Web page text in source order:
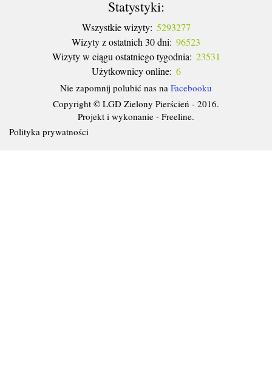
Statystyki:
Wszystkie wizyty: 5293277
Wizyty z ostatnich 30 dni: 96523
Wizyty w ciągu ostatniego tygodnia: 23531
Użytkownicy online: 6
Nie zapomnij polubić nas na Facebooku
Copyright © LGD Zielony Pierścień - 2016.
Projekt i wykonanie - Freeline.
Polityka prywatności